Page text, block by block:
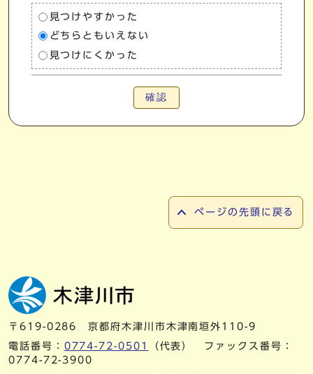
見つけやすかった
どちらともいえない
見つけにくかった
確認
ページの先頭に戻る
〒619-0286 京都府木津川市木津南垣外110-9
電話番号： 0774-72-0501
（代表） ファックス番号：
0774-72-3900